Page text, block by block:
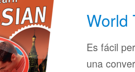
World
Es fácil
una